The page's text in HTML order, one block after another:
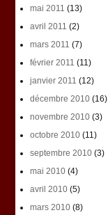
mai 2011 (13)
avril 2011 (2)
mars 2011 (7)
février 2011 (11)
janvier 2011 (12)
décembre 2010(16)
novembre 2010(3)
octobre 2010(11)
septembre 2010(3)
mai 2010(4)
avril 2010(5)
mars 2010(8)